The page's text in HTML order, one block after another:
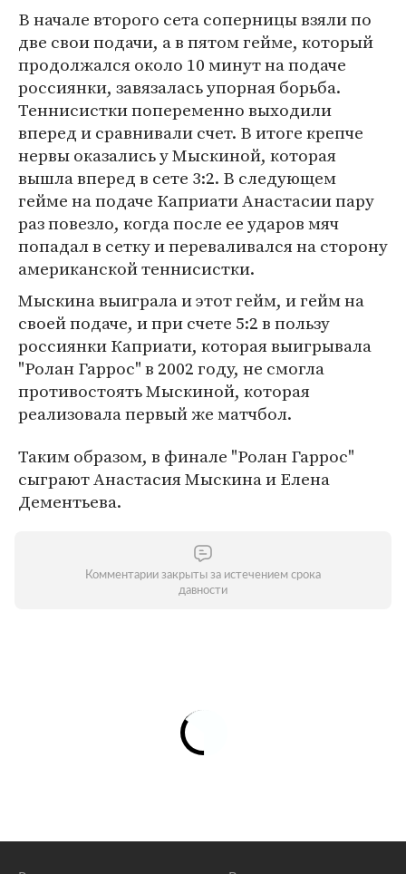
В начале второго сета соперницы взяли по
две свои подачи, а в пятом гейме, который
продолжался около 10 минут на подаче
россиянки, завязалась упорная борьба.
Теннисистки попеременно выходили
вперед и сравнивали счет. В итоге крепче
нервы оказались у Мыскиной, которая
вышла вперед в сете 3:2. В следующем
гейме на подаче Каприати Анастасии пару
раз повезло, когда после ее ударов мяч
попадал в сетку и переваливался на сторону
американской теннисистки.
Мыскина выиграла и этот гейм, и гейм на
своей подаче, и при счете 5:2 в пользу
россиянки Каприати, которая выигрывала
"Ролан Гаррос" в 2002 году, не смогла
противостоять Мыскиной, которая
реализовала первый же матчбол.
Таким образом, в финале "Ролан Гаррос"
сыграют Анастасия Мыскина и Елена
Дементьева.
Комментарии закрыты за истечением срока
давности